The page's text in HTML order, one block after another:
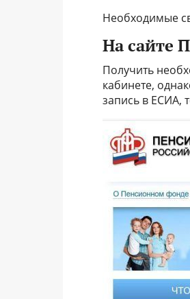
Необходимые
На сайте
Получить
кабинете,
запись в ЕСИА,